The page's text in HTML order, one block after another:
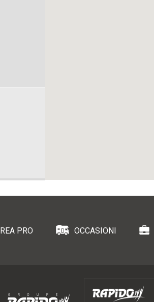
PRO OCCASIONI